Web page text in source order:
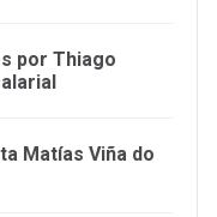
por Thiago
Matías Viña do